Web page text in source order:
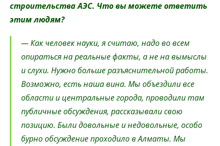
строительства АЭС. Что вы можете ответить
этим людям?
— Как человек науки, я считаю, надо во всем
опираться на реальные факты, а не на вымыслы
и слухи. Нужно больше разъяснительной работы.
Возможно, есть наша вина. Мы объездили все
области и центральные города, проводили там
публичные обсуждения, рассказывали свою
позицию. Были довольные и недовольные, особо
бурно обсуждение проходило в Алматы. Мы